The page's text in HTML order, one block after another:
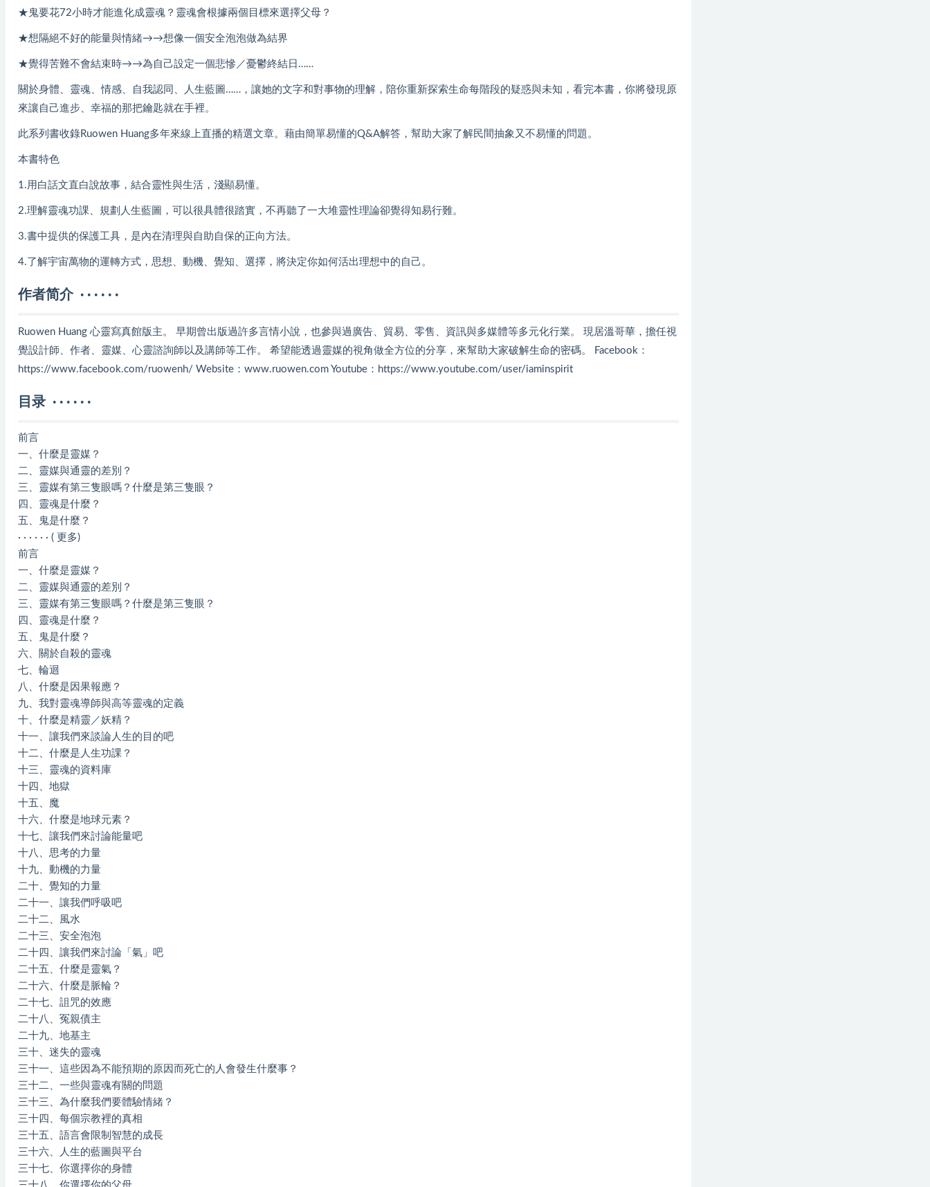
★鬼要花72小時才能進化成靈魂？靈魂會根據兩個目標來選擇父母？
★想隔絕不好的能量與情緒→→想像一個安全泡泡做為結界
★覺得苦難不會結束時→→為自己設定一個悲慘／憂鬱終結日……
關於身體、靈魂、情感、自我認同、人生藍圖……，讓她的文字和對事物的理解，陪你重新探索生命每階段的疑惑與未知，看完本書，你將發現原
來讓自己進步、幸福的那把鑰匙就在手裡。
此系列書收錄Ruowen Huang多年來線上直播的精選文章。藉由簡單易懂的Q&A解答，幫助大家了解民間抽象又不易懂的問題。
本書特色
1.用白話文直白說故事，結合靈性與生活，淺顯易懂。
2.理解靈魂功課、規劃人生藍圖，可以很具體很踏實，不再聽了一大堆靈性理論卻覺得知易行難。
3.書中提供的保護工具，是內在清理與自助自保的正向方法。
4.了解宇宙萬物的運轉方式，思想、動機、覺知、選擇，將決定你如何活出理想中的自己。
作者简介 · · · · · ·
Ruowen Huang 心靈寫真館版主。 早期曾出版過許多言情小說，也參與過廣告、貿易、零售、資訊與多媒體等多元化行業。 現居溫哥華，擔任視
覺設計師、作者、靈媒、心靈諮詢師以及講師等工作。 希望能透過靈媒的視角做全方位的分享，來幫助大家破解生命的密碼。 Facebook：
https://www.facebook.com/ruowenh/ Website：www.ruowen.com Youtube：https://www.youtube.com/user/iaminspirit
目录 · · · · · ·
前言
一、什麼是靈媒？
二、靈媒與通靈的差別？
三、靈媒有第三隻眼嗎？什麼是第三隻眼？
四、靈魂是什麼？
五、鬼是什麼？
· · · · · · ( 更多)
前言
一、什麼是靈媒？
二、靈媒與通靈的差別？
三、靈媒有第三隻眼嗎？什麼是第三隻眼？
四、靈魂是什麼？
五、鬼是什麼？
六、關於自殺的靈魂
七、輪迴
八、什麼是因果報應？
九、我對靈魂導師與高等靈魂的定義
十、什麼是精靈／妖精？
十一、讓我們來談論人生的目的吧
十二、什麼是人生功課？
十三、靈魂的資料庫
十四、地獄
十五、魔
十六、什麼是地球元素？
十七、讓我們來討論能量吧
十八、思考的力量
十九、動機的力量
二十、覺知的力量
二十一、讓我們呼吸吧
二十二、風水
二十三、安全泡泡
二十四、讓我們來討論「氣」吧
二十五、什麼是靈氣？
二十六、什麼是脈輪？
二十七、詛咒的效應
二十八、冤親債主
二十九、地基主
三十、迷失的靈魂
三十一、這些因為不能預期的原因而死亡的人會發生什麼事？
三十二、一些與靈魂有關的問題
三十三、為什麼我們要體驗情緒？
三十四、每個宗教裡的真相
三十五、語言會限制智慧的成長
三十六、人生的藍圖與平台
三十七、你選擇你的身體